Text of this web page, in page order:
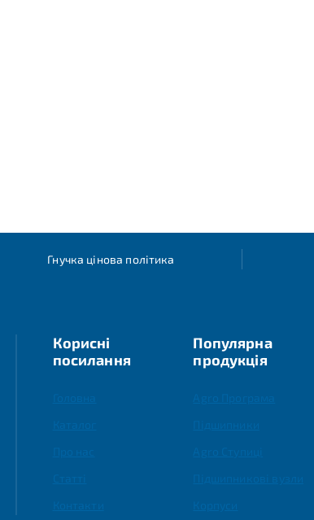
Гнучка цінова політика
Корисні
посилання
Популярна
продукція